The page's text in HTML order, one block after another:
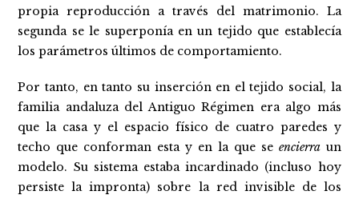
propia reproducción a través del matrimonio. La
segunda se le superponía en un tejido que establecía
los parámetros últimos de comportamiento.
Por tanto, en tanto su inserción en el tejido social, la
familia andaluza del Antiguo Régimen era algo más
que la casa y el espacio físico de cuatro paredes y
techo que conforman esta y en la que se encierra un
modelo. Su sistema estaba incardinado (incluso hoy
persiste la impronta) sobre la red invisible de los